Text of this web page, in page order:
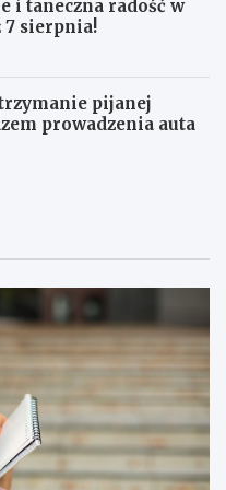
i taneczna radość w
7 sierpnia!
pijanej
prowadzenia auta